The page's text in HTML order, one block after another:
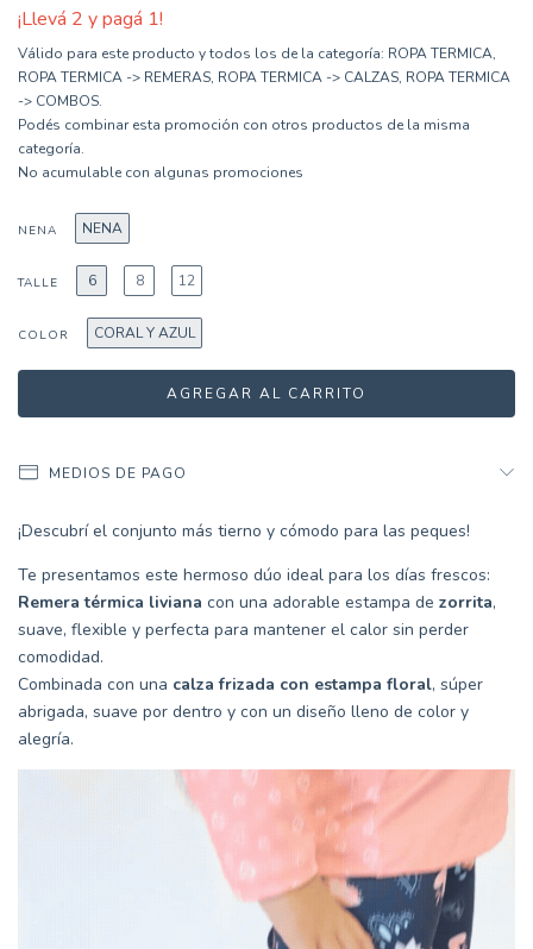
¡Llevá 2 y pagá 1!
Válido para este producto y todos los de la categoría: ROPA TERMICA,
ROPA TERMICA -> REMERAS, ROPA TERMICA -> CALZAS, ROPA TERMICA
-> COMBOS.
Podés combinar esta promoción con otros productos de la misma
categoría.
No acumulable con algunas promociones
NENA NENA
TALLE 6 8 12
COLOR CORAL Y AZUL
MEDIOS DE PAGO
¡Descubrí el conjunto más tierno y cómodo para las peques!
Te presentamos este hermoso dúo ideal para los días frescos:
Remera térmica liviana con una adorable estampa de zorrita,
suave, flexible y perfecta para mantener el calor sin perder
comodidad.
Combinada con una calza frizada con estampa floral, súper
abrigada, suave por dentro y con un diseño lleno de color y
alegría.